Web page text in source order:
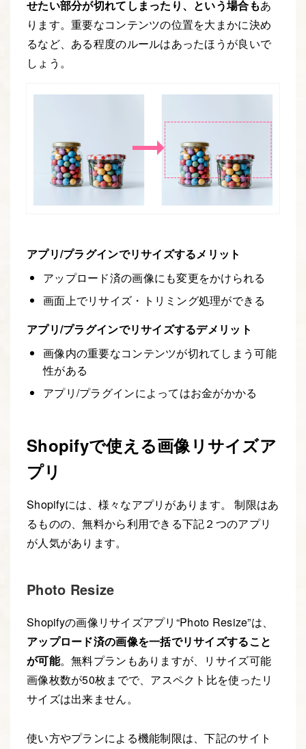
せたい部分が切れてしまったり、という場合もあ
ります。重要なコンテンツの位置を大まかに決め
るなど、ある程度のルールはあったほうが良いで
しょう。
アプリ/プラグインでリサイズするメリット
アップロード済の画像にも変更をかけられる
画面上でリサイズ・トリミング処理ができる
アプリ/プラグインでリサイズするデメリット
画像内の重要なコンテンツが切れてしまう可能
性がある
アプリ/プラグインによってはお金がかかる
Shopifyで使える画像リサイズア
プリ
Shopifyには、様々なアプリがあります。 制限はあ
るものの、無料から利用できる下記２つのアプリ
が人気があります。
Photo Resize
Shopifyの画像リサイズアプリ“Photo Resize”は、
アップロード済の画像を一括でリサイズすること
が可能。無料プランもありますが、リサイズ可能
画像枚数が50枚までで、アスペクト比を使ったリ
サイズは出来ません。
使い方やプランによる機能制限は、下記のサイト